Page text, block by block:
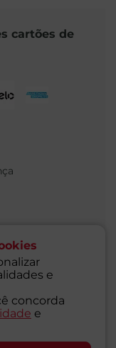
e
concorda
e
cartões de
116.827.781.117
- São Paulo - SP -